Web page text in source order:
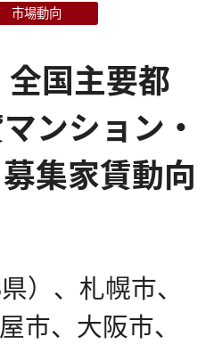
・グループ会社
ナビリティ
スリリース
ング
ア掲載情報
会社間情報流通サービス
用情報
ア採用情報
者採用情報
せ
市場動向
国主要都
ンション・
集家賃動向
）、札幌市、
市、大阪市、